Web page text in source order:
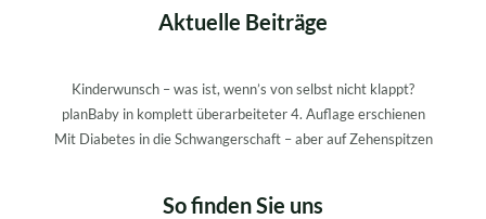
Aktuelle Beiträge
Kinderwunsch – was ist, wenn’s von selbst nicht klappt?
planBaby in komplett überarbeiteter 4. Auflage erschienen
Mit Diabetes in die Schwangerschaft – aber auf Zehenspitzen
So finden Sie uns